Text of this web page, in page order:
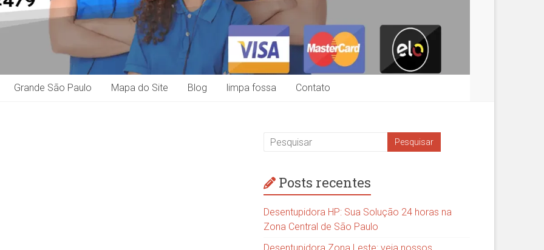
Grande São Paulo Mapa do Site Blog limpa fossa Contato
Posts recentes
Desentupidora HP: Sua Solução 24 horas na
Zona Central de São Paulo